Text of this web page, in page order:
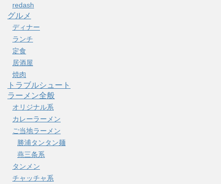
redash
グルメ
ディナー
ランチ
定食
居酒屋
焼肉
トラブルシュート
ラーメン全般
オリジナル系
カレーラーメン
ご当地ラーメン
勝浦タンタン麺
燕三条系
タンメン
チャッチャ系